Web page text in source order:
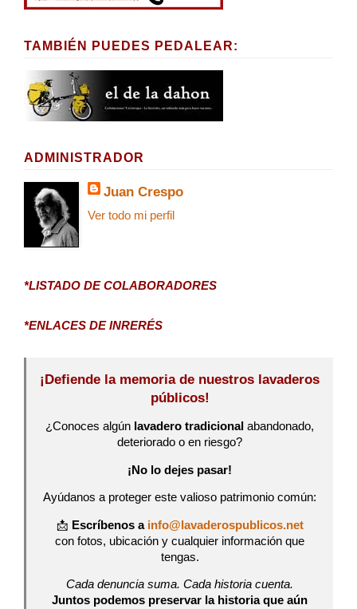
TAMBIÉN PUEDES PEDALEAR:
ADMINISTRADOR
Juan Crespo
Ver todo mi perfil
*LISTADO DE COLABORADORES
*ENLACES DE INRERÉS
¡Defiende la memoria de nuestros lavaderos
públicos!
¿Conoces algún lavadero tradicional abandonado,
deteriorado o en riesgo?
¡No lo dejes pasar!
Ayúdanos a proteger este valioso patrimonio común:
📩 Escríbenos a info@lavaderospublicos.net
con fotos, ubicación y cualquier información que
tengas.
Cada denuncia suma. Cada historia cuenta.
Juntos podemos preservar la historia que aún